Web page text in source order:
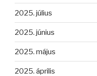
2025. július
2025. június
2025. május
2025. április